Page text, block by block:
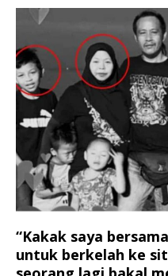
“Kakak saya
untuk berkelah ke